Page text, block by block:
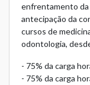
enfrentamento da
antecipação da
cursos de
odontologia,
- 75% da carga
- 75% da carga